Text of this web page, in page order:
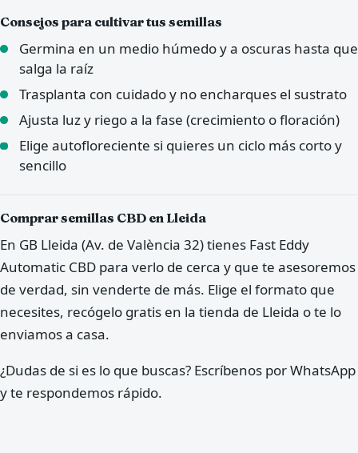
Consejos para cultivar tus semillas
Germina en un medio húmedo y a oscuras hasta que
salga la raíz
Trasplanta con cuidado y no encharques el sustrato
Ajusta luz y riego a la fase (crecimiento o floración)
Elige autofloreciente si quieres un ciclo más corto y
sencillo
Comprar semillas CBD en Lleida
En GB Lleida (Av. de València 32) tienes Fast Eddy
Automatic CBD para verlo de cerca y que te asesoremos
de verdad, sin venderte de más. Elige el formato que
necesites, recógelo gratis en la tienda de Lleida o te lo
enviamos a casa.
¿Dudas de si es lo que buscas? Escríbenos por WhatsApp
y te respondemos rápido.